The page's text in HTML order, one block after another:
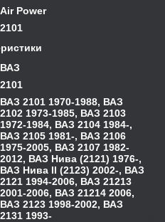
Air Power
2101
ВАЗ
2101
ВАЗ 2101 1970-1988, ВАЗ
2102 1973-1985, ВАЗ 2103
1972-1984, ВАЗ 2104 1984-,
ВАЗ 2105 1981-, ВАЗ 2106
1975-2005, ВАЗ 2107 1982-
2012, ВАЗ Нива (2121) 1976-,
ВАЗ Нива II (2123) 2002-, ВАЗ
2121 1994-2006, ВАЗ 21213
2001-2006, ВАЗ 21214 2006,
ВАЗ 2123 1998-2002, ВАЗ
2131 1993-